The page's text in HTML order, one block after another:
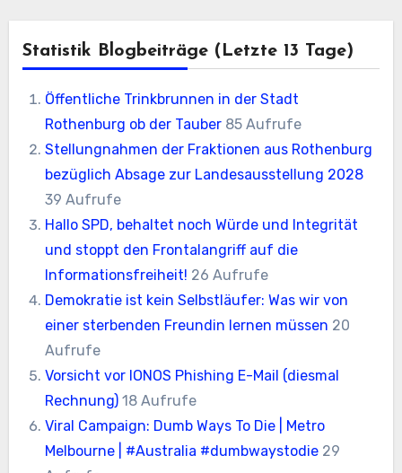
Statistik Blogbeiträge (letzte 13 Tage)
Öffentliche Trinkbrunnen in der Stadt
Rothenburg ob der Tauber 85 Aufrufe
Stellungnahmen der Fraktionen aus Rothenburg
bezüglich Absage zur Landesausstellung 2028
39 Aufrufe
Hallo SPD, behaltet noch Würde und Integrität
und stoppt den Frontalangriff auf die
Informationsfreiheit! 26 Aufrufe
Demokratie ist kein Selbstläufer: Was wir von
einer sterbenden Freundin lernen müssen 20
Aufrufe
Vorsicht vor IONOS Phishing E-Mail (diesmal
Rechnung) 18 Aufrufe
Viral Campaign: Dumb Ways To Die | Metro
Melbourne | #Australia #dumbwaystodie 29